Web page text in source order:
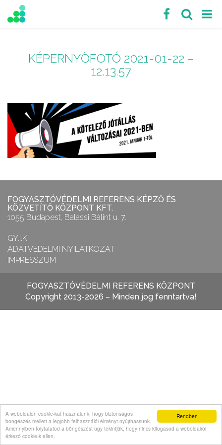
Rendben
A weboldalon cookie-kat használunk, hogy biztonságos
böngészés mellett a legjobb felhasználói élményt nyújthassunk.
Amennyiben folytatatod a böngészést úgy tekintjük, hogy nincs kifogásod a weboldalról
érkező cookie-k ellen.
KÉPERNYŐFOTÓ 2021-01-22 –
12.13.57
FOGYASZTÓVÉDELMI REFERENS KÉPZŐ ÉS
KÖZVETÍTŐ KÖZPONT KFT.
1055 Budapest, Balassi Bálint u. 7.
GY.I.K.
ADATVÉDELMI NYILATKOZAT
IMPRESSZUM
FOGYASZTÓVÉDELMI REFERENS KÖZPONT
Copyright 2013-2026 – Minden jog fenntartva!